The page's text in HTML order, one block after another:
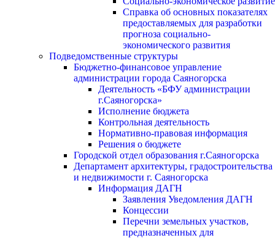
Справка об основных показателях
предоставляемых для разработки
прогноза социально-
экономического развития
Подведомственные структуры
Бюджетно-финансовое управление
администрации города Саяногорска
Деятельность «БФУ администрации
г.Саяногорска»
Исполнение бюджета
Контрольная деятельность
Нормативно-правовая информация
Решения о бюджете
Городской отдел образования г.Саяногорска
Департамент архитектуры, градостроительства
и недвижимости г. Саяногорска
Информация ДАГН
Заявления Уведомления ДАГН
Концессии
Перечни земельных участков,
предназначенных для